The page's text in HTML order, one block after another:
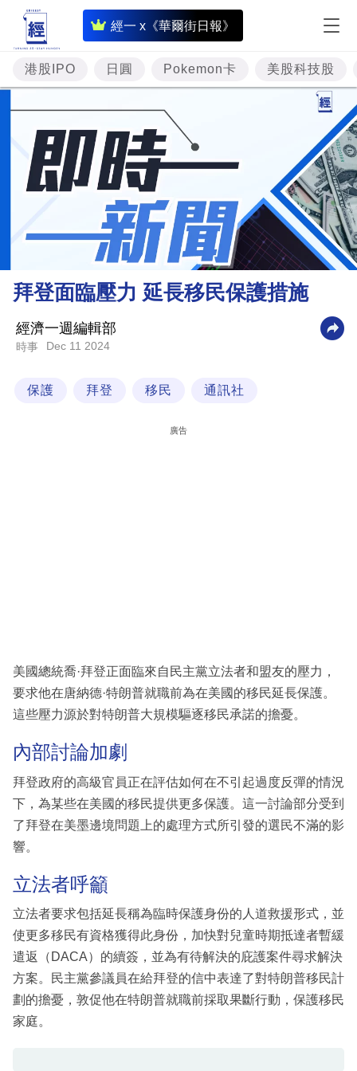
經一 x《華爾街日報》
即
時
財
經
專
題
投
資
樓
市
財
商
業
技
閱
專
區
港股IPO 日圓 Pokemon卡 美股科技股
拜登面臨壓力 延長移民保護措施
經濟一週編輯部
時事 Dec 11 2024
保護 拜登 移民 通訊社
廣告
美國總統喬·拜登正面臨來自民主黨立法者和盟友的壓力，
要求他在唐納德·特朗普就職前為在美國的移民延長保護。
這些壓力源於對特朗普大規模驅逐移民承諾的擔憂。
內部討論加劇
拜登政府的高級官員正在評估如何在不引起過度反彈的情況
下，為某些在美國的移民提供更多保護。這一討論部分受到
了拜登在美墨邊境問題上的處理方式所引發的選民不滿的影
響。
立法者呼籲
立法者要求包括延長稱為臨時保護身份的人道救援形式，並
使更多移民有資格獲得此身份，加快對兒童時期抵達者暫緩
遣返（DACA）的續簽，並為有待解決的庇護案件尋求解決
方案。民主黨參議員在給拜登的信中表達了對特朗普移民計
劃的擔憂，敦促他在特朗普就職前採取果斷行動，保護移民
家庭。